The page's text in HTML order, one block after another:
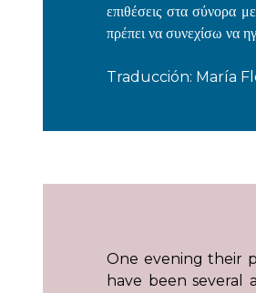
επιθέσεις στα σύνορα
πρέπει να συνεχίσω να
Traducción: María
One evening their
have been several